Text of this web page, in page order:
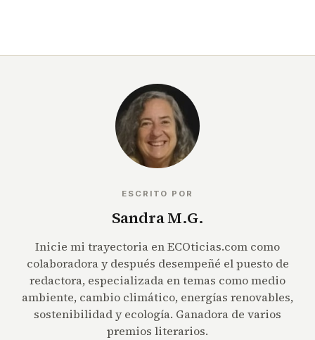
ESCRITO POR
Sandra M.G.
Inicie mi trayectoria en ECOticias.com como
colaboradora y después desempeñé el puesto de
redactora, especializada en temas como medio
ambiente, cambio climático, energías renovables,
sostenibilidad y ecología. Ganadora de varios
premios literarios.